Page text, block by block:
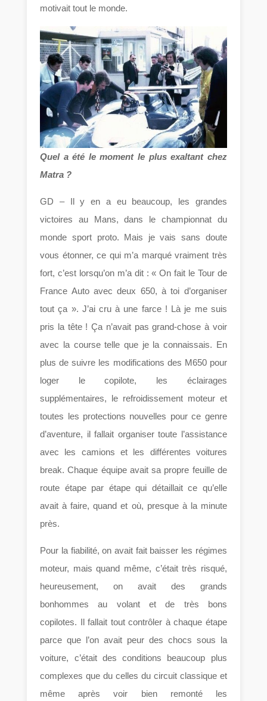
motivait tout le monde.
Quel a été le moment le plus exaltant chez
Matra ?
GD – Il y en a eu beaucoup, les grandes
victoires au Mans, dans le championnat du
monde sport proto. Mais je vais sans doute
vous étonner, ce qui m’a marqué vraiment très
fort, c’est lorsqu’on m’a dit : « On fait le Tour de
France Auto avec deux 650, à toi d’organiser
tout ça ». J’ai cru à une farce ! Là je me suis
pris la tête ! Ça n’avait pas grand-chose à voir
avec la course telle que je la connaissais. En
plus de suivre les modifications des M650 pour
loger le copilote, les éclairages
supplémentaires, le refroidissement moteur et
toutes les protections nouvelles pour ce genre
d’aventure, il fallait organiser toute l’assistance
avec les camions et les différentes voitures
break. Chaque équipe avait sa propre feuille de
route étape par étape qui détaillait ce qu’elle
avait à faire, quand et où, presque à la minute
près.
Pour la fiabilité, on avait fait baisser les régimes
moteur, mais quand même, c’était très risqué,
heureusement, on avait des grands
bonhommes au volant et de très bons
copilotes. Il fallait tout contrôler à chaque étape
parce que l’on avait peur des chocs sous la
voiture, c’était des conditions beaucoup plus
complexes que du celles du circuit classique et
même après voir bien remonté les